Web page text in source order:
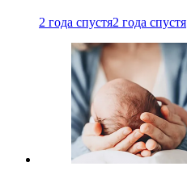
2 года спустя2 года спустя